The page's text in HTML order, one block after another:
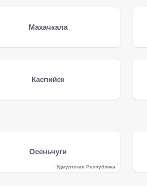
Махачкала
Каспийск
Осеньчуги
Удмуртская Республика